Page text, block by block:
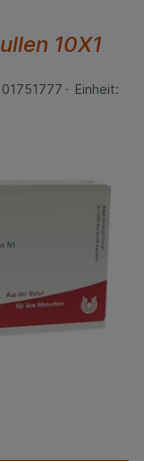
10X1
01751777
Einheit: